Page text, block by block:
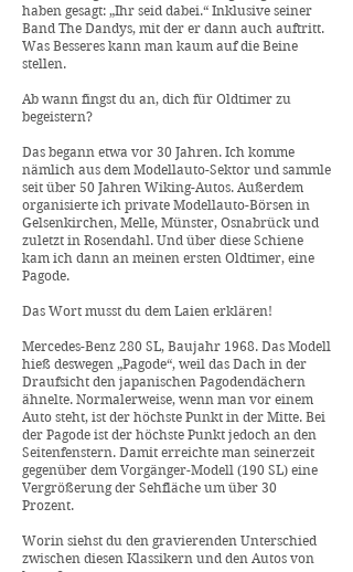
haben gesagt: „Ihr seid dabei.“ Inklusive seiner
Band The Dandys, mit der er dann auch auftritt.
Was Besseres kann man kaum auf die Beine
stellen.
Ab wann fingst du an, dich für Oldtimer zu
begeistern?
Das begann etwa vor 30 Jahren. Ich komme
nämlich aus dem Modellauto-Sektor und sammle
seit über 50 Jahren Wiking-Autos. Außerdem
organisierte ich private Modellauto-Börsen in
Gelsenkirchen, Melle, Münster, Osnabrück und
zuletzt in Rosendahl. Und über diese Schiene
kam ich dann an meinen ersten Oldtimer, eine
Pagode.
Das Wort musst du dem Laien erklären!
Mercedes-Benz 280 SL, Baujahr 1968. Das Modell
hieß deswegen „Pagode“, weil das Dach in der
Draufsicht den japanischen Pagodendächern
ähnelte. Normalerweise, wenn man vor einem
Auto steht, ist der höchste Punkt in der Mitte. Bei
der Pagode ist der höchste Punkt jedoch an den
Seitenfenstern. Damit erreichte man seinerzeit
gegenüber dem Vorgänger-Modell (190 SL) eine
Vergrößerung der Sehfläche um über 30
Prozent.
Worin siehst du den gravierenden Unterschied
zwischen diesen Klassikern und den Autos von